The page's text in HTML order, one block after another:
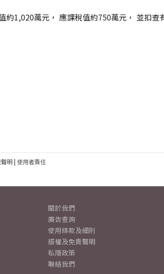
1,020萬元， 應課稅值約750萬元， 並扣查
明| 使用者責任
關於我們
廣告查詢
使用條款及細則
版權及免責聲明
私隱政策
聯絡我們